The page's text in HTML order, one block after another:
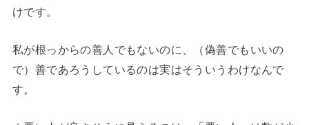
けです。
私が根っからの善人でもないのに、（偽善でもいいの
で）善であろうしているのは実はそういうわけなんで
す。